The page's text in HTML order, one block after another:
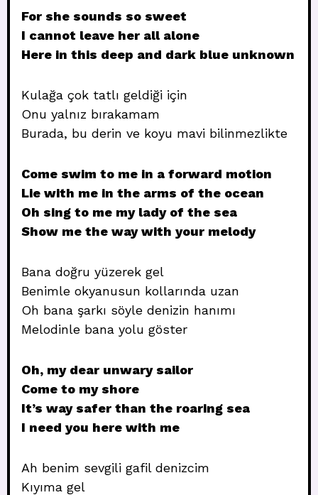
For she sounds so sweet
I cannot leave her all alone
Here in this deep and dark blue unknown
Kulağa çok tatlı geldiği için
Onu yalnız bırakamam
Burada, bu derin ve koyu mavi bilinmezlikte
Come swim to me in a forward motion
Lie with me in the arms of the ocean
Oh sing to me my lady of the sea
Show me the way with your melody
Bana doğru yüzerek gel
Benimle okyanusun kollarında uzan
Oh bana şarkı söyle denizin hanımı
Melodinle bana yolu göster
Oh, my dear unwary sailor
Come to my shore
It’s way safer than the roaring sea
I need you here with me
Ah benim sevgili gafil denizcim
Kıyıma gel